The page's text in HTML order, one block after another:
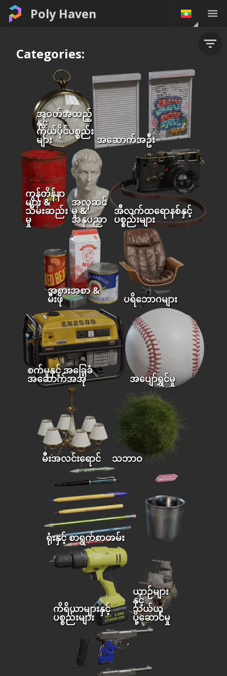
Poly Haven
Categories:
အဝတ်အထည်
နှင့်
ကိုယ်ပိုင်ပစ္စည်း
များ အဆောက်အဦး
ကွန်တိန်နာ
များ &
သိမ်းဆည်း
မှု
အလှဆင်
မှု &
အနုပညာ
အီလက်ထရောနစ်နှင့်
ပစ္စည်းများ
အစားအစာ &
မီးဖို ပရိဘောဂများ
စက်မှုနှင့် အခြေခံ
အဆောက်အအုံ အပျော်ရွှင်မှု
မီးအလင်းရောင် သဘာဝ
ရုံးနှင့် စာရွက်စာတမ်း
ကိရိယာများနှင့်
ပစ္စည်းများ
ယာဉ်များ
နှင့်
သယ်ယူ
ပို့ဆောင်မှု